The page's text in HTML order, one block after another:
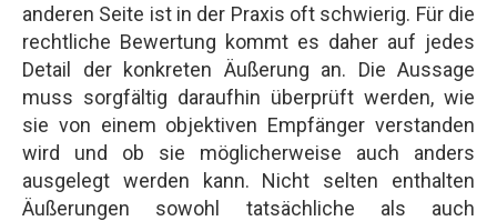
anderen Seite ist in der Praxis oft schwierig. Für die
rechtliche Bewertung kommt es daher auf jedes
Detail der konkreten Äußerung an. Die Aussage
muss sorgfältig daraufhin überprüft werden, wie
sie von einem objektiven Empfänger verstanden
wird und ob sie möglicherweise auch anders
ausgelegt werden kann. Nicht selten enthalten
Äußerungen sowohl tatsächliche als auch